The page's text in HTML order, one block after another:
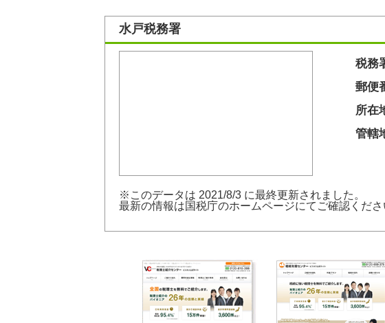
水戸税務署
税務
郵便
所在
管轄
※このデータは 2021/8/3 に最終更新されました。
最新の情報は国税庁のホームページにてご確認くださ